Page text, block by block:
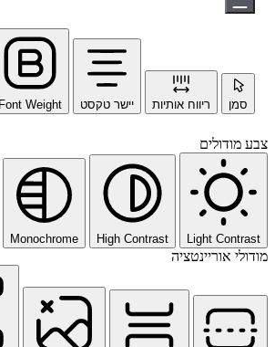
סמן ריווח אותיות יישר טקסט Font Weight
צבע מודולים
Light Contrast
High Contrast
Monochrome
מודולי אוריינטציה